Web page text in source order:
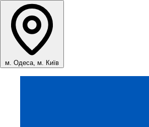
м. Одеса, м. Київ